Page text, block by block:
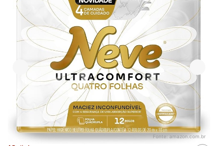
Fonte:amazon.com.br